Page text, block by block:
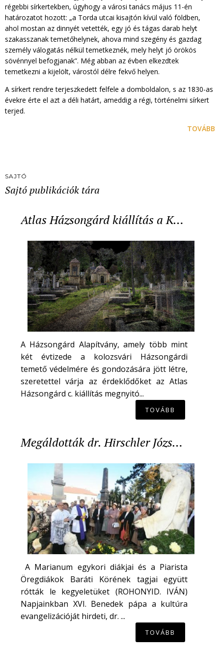
régebbi sírkertekben, úgyhogy a városi tanács május 11-én
határozatot hozott: „a Torda utcai kisajtón kívül való földben,
ahol mostan az dinnyét vetették, egy jó és tágas darab helyt
szakasszanak temetőhelynek, ahova mind szegény és gazdag
személy válogatás nélkül temetkeznék, mely helyt jó örökös
sövénnyel befogjanak”. Még abban az évben elkezdtek
temetkezni a kijelölt, várostól délre fekvő helyen.
A sírkert rendre terjeszkedett felfele a domboldalon, s az 1830-as
évekre érte el azt a déli határt, ameddig a régi, történelmi sírkert
terjed.
TOVÁBB
SAJTÓ
Sajtó publikációk tára
Atlas Házsongárd kiállítás a K…
A Házsongárd Alapítvány, amely több mint
két évtizede a kolozsvári Házsongárdi
temető védelmére és gondozására jött létre,
szeretettel várja az érdeklődőket az Atlas
Házsongárd c. kiállítás megnyitó...
TOVÁBB
Megáldották dr. Hirschler Józs…
A Marianum egykori diákjai és a Piarista
Öregdiákok Baráti Körének tagjai együtt
rótták le kegyeletüket (ROHONYID. IVÁN)
Napjainkban XVI. Benedek pápa a kultúra
evangelizációját hirdeti, dr. ...
TOVÁBB